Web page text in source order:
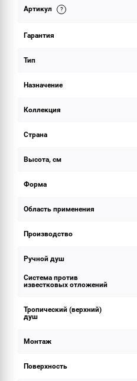
ОБЪЕМ ПОСТАВКИ
Артикул
Гарантия
Тип
Назначение
Коллекция
Страна
Высота, см
Форма
Область применения
Производство
Ручной душ
Система против
известковых отложений
Тропический (верхний)
душ
Монтаж
Поверхность